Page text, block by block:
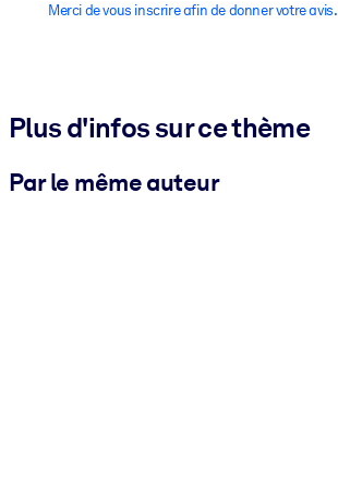
Merci de vous inscrire afin de donner votre avis.
Plus d'infos sur ce thème
Par le même auteur